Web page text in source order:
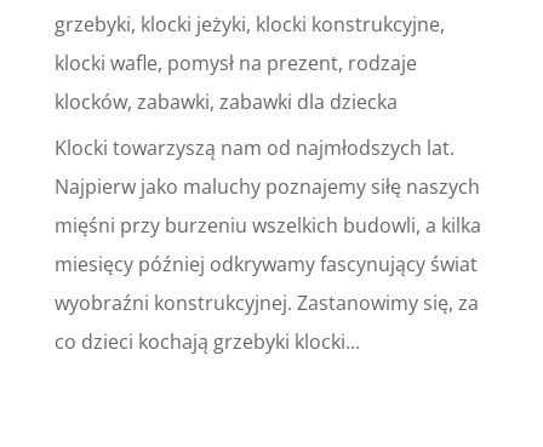
grzebyki, klocki jeżyki, klocki konstrukcyjne,
klocki wafle, pomysł na prezent, rodzaje
klocków, zabawki, zabawki dla dziecka
Klocki towarzyszą nam od najmłodszych lat.
Najpierw jako maluchy poznajemy siłę naszych
mięśni przy burzeniu wszelkich budowli, a kilka
miesięcy później odkrywamy fascynujący świat
wyobraźni konstrukcyjnej. Zastanowimy się, za
co dzieci kochają grzebyki klocki...